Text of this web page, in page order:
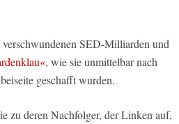
SED-Milliarden und
, wie sie unmittelbar nach
geschafft wurden.
zu deren Nachfolger, der Linken auf,